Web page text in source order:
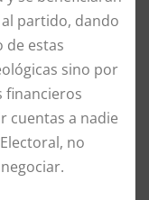
partido, dando
de estas
sino por
financieros
cuentas a nadie
no